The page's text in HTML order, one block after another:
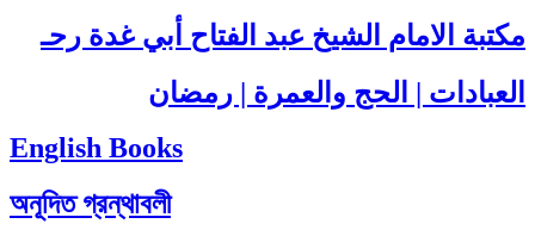
مكتبة الامام الشيخ عبد الفتاح أبي غدة رحـ
العبادات | الحج والعمرة | رمضان
English Books
অনূদিত গ্রন্থাবলী